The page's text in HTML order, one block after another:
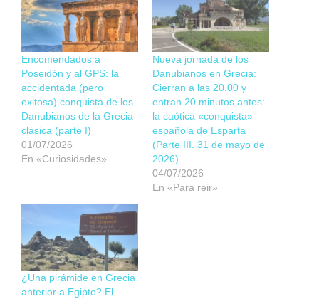
Encomendados a
Poseidón y al GPS: la
accidentada (pero
exitosa) conquista de los
Danubianos de la Grecia
clásica (parte I)
01/07/2026
En «Curiosidades»
Nueva jornada de los
Danubianos en Grecia:
Cierran a las 20.00 y
entran 20 minutos antes:
la caótica «conquista»
española de Esparta
(Parte III. 31 de mayo de
2026)
04/07/2026
En «Para reir»
¿Una pirámide en Grecia
anterior a Egipto? El